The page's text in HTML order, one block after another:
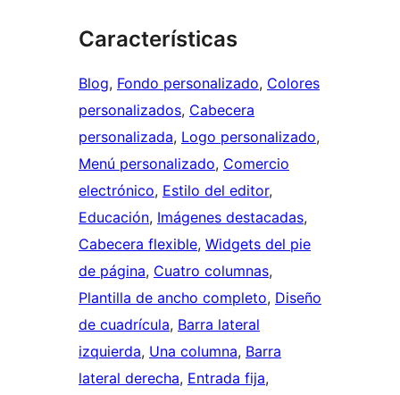
Características
Blog, Fondo personalizado, Colores
personalizados, Cabecera
personalizada, Logo personalizado
Menú personalizado, Comercio
electrónico, Estilo del editor
Educación, Imágenes destacadas
Cabecera flexible, Widgets del pie
de página, Cuatro columnas
Plantilla de ancho completo, Diseño
de cuadrícula, Barra lateral
izquierda, Una columna, Barra
lateral derecha, Entrada fija